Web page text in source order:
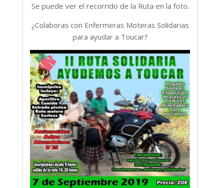
Se puede ver el recorrido de la Ruta en la foto.
¿Colaboras con Enfermeras Moteras Solidarias
para ayudar a Toucar?